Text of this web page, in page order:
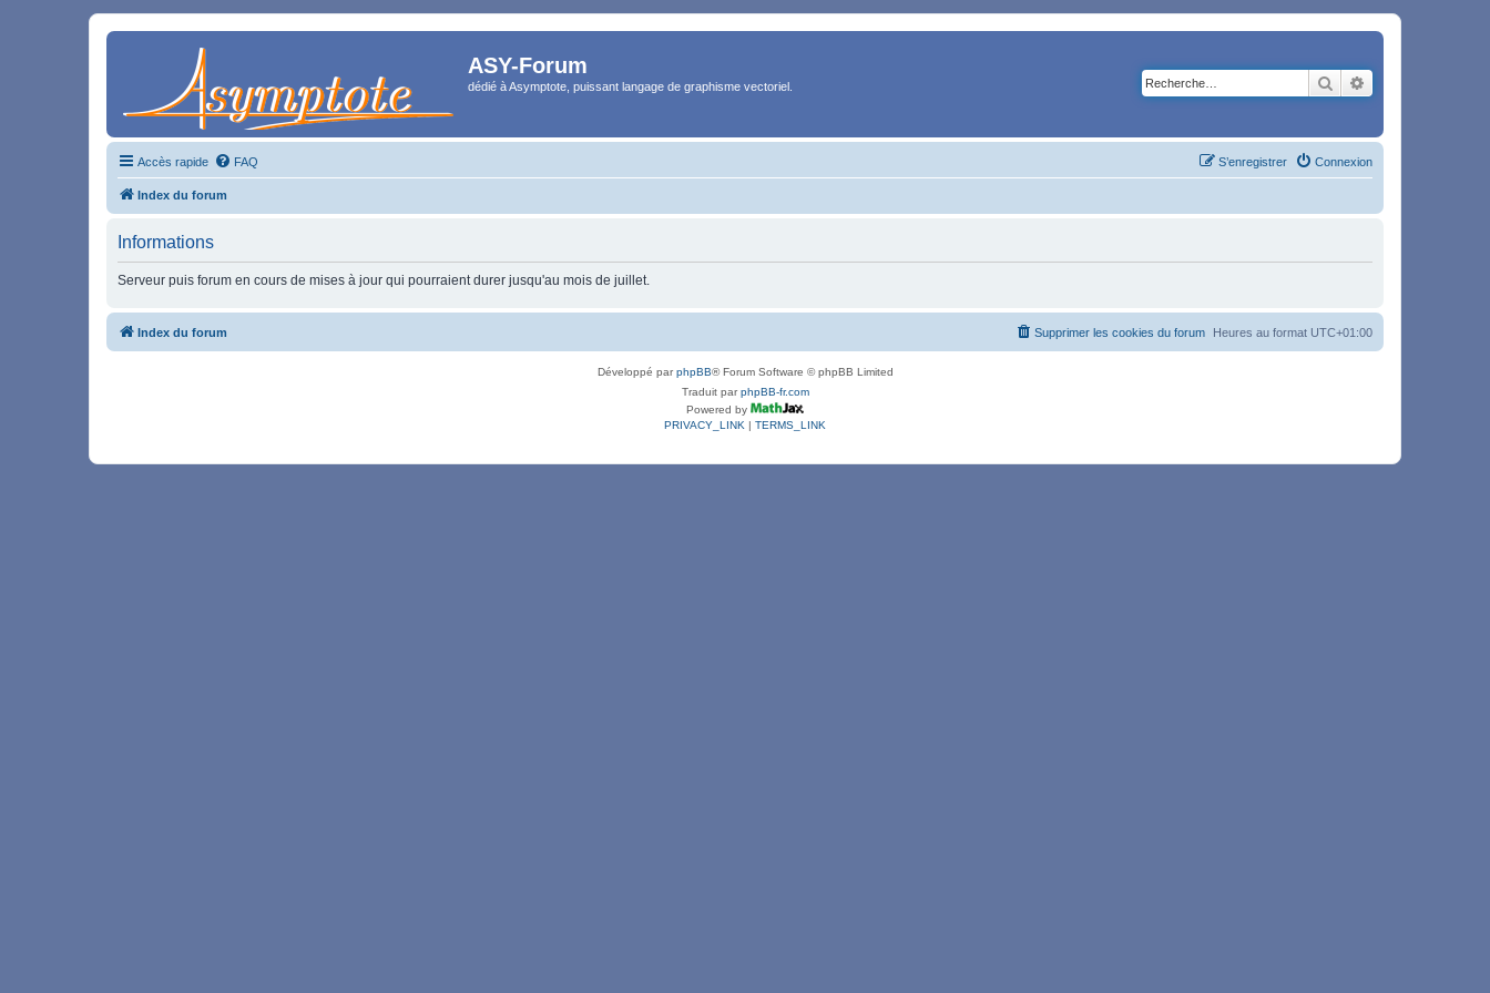
ASY-Forum
dédié à Asymptote, puissant langage de graphisme vectoriel. Rechercher
Accès rapide FAQ Connexion
S’enregistrer
Index du forum
Informations
Serveur puis forum en cours de mises à jour qui pourraient durer jusqu'au mois de juillet.
Index du forum Heures au format UTC+01:00
Supprimer les cookies du forum
Développé parphpBB® Forum Software © phpBB Limited
Traduit parphpBB-fr.com
Powered by
PRIVACY_LINK | TERMS_LINK